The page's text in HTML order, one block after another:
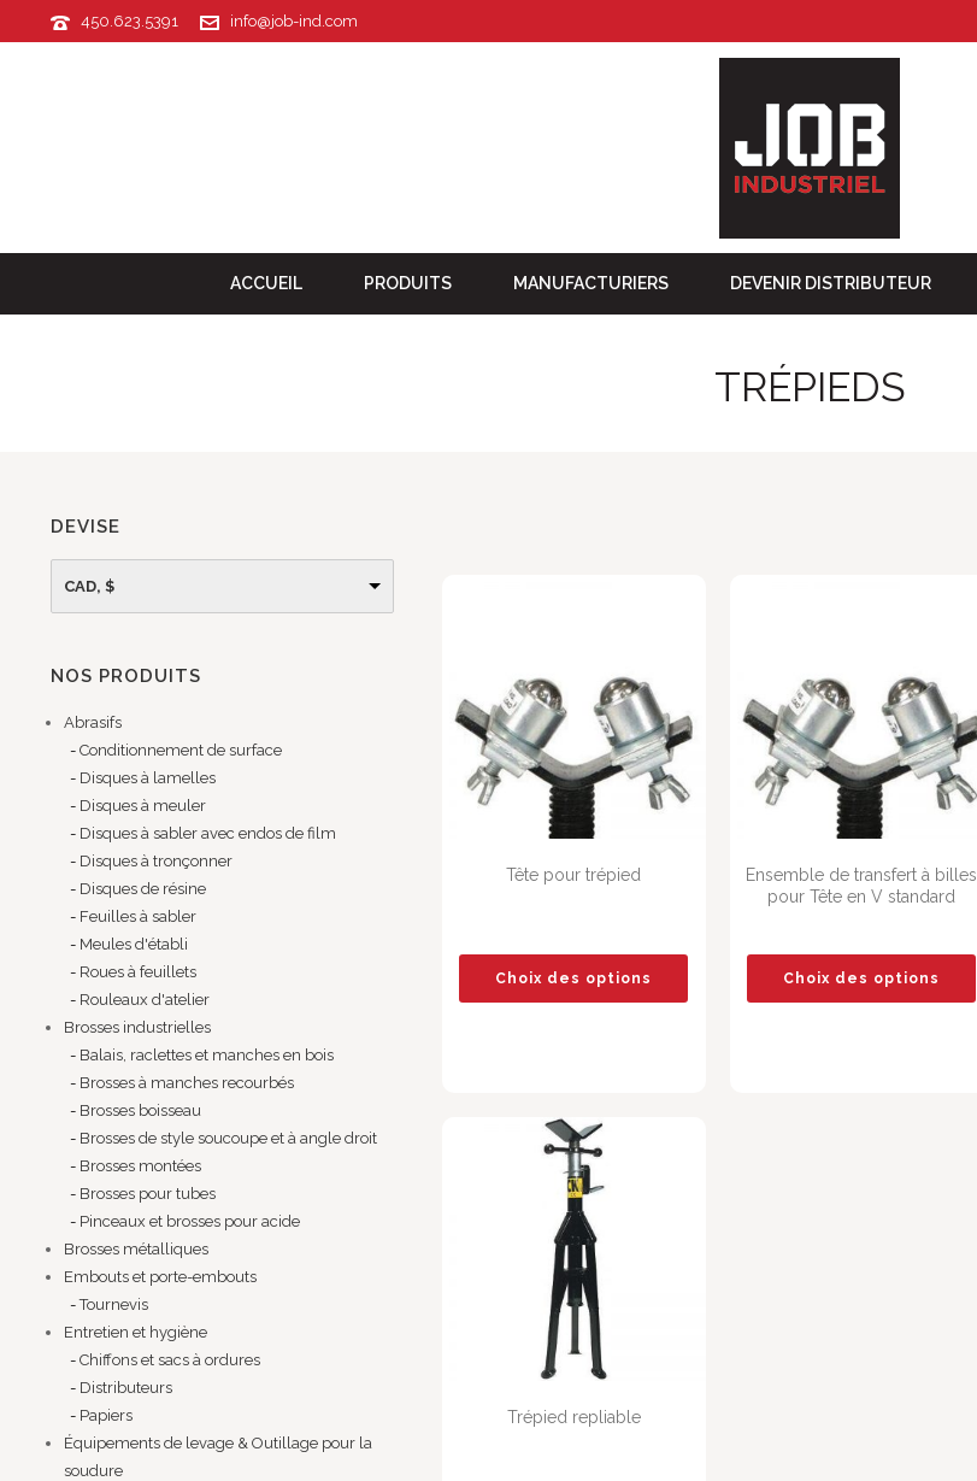
450.623.5391 info@job-ind.com
ACCUEIL PRODUITS MANUFACTURIERS DEVENIR DISTRIBUTEUR
TRÉPIEDS
Tête pour trépied
Choix des options
Ensemble de transfert à billes
pour Tête en V standard
Choix des options
Trépied repliable
DEVISE
CAD, $
NOS PRODUITS
Abrasifs
Conditionnement de surface
Disques à lamelles
Disques à meuler
Disques à sabler avec endos de film
Disques à tronçonner
Disques de résine
Feuilles à sabler
Meules d'établi
Roues à feuillets
Rouleaux d'atelier
Brosses industrielles
Balais, raclettes et manches en bois
Brosses à manches recourbés
Brosses boisseau
Brosses de style soucoupe et à angle droit
Brosses montées
Brosses pour tubes
Pinceaux et brosses pour acide
Brosses métalliques
Embouts et porte-embouts
Tournevis
Entretien et hygiène
Chiffons et sacs à ordures
Distributeurs
Papiers
Équipements de levage & Outillage pour la
soudure